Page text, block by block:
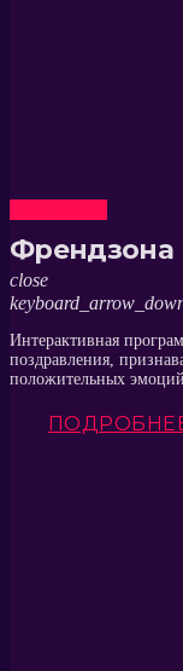
Френдзона
close
Интерактивная
поздравления,
положительных